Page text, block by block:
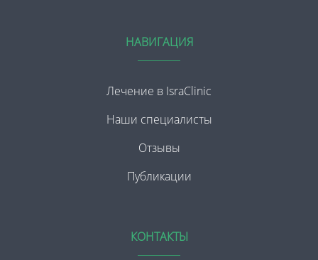
НАВИГАЦИЯ
Лечение в IsraClinic
Наши специалисты
Отзывы
Публикации
КОНТАКТЫ